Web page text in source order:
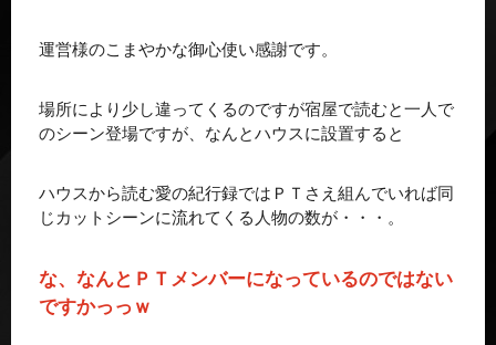
運営様のこまやかな御心使い感謝です。
場所により少し違ってくるのですが宿屋で読むと一人で
のシーン登場ですが、なんとハウスに設置すると
ハウスから読む愛の紀行録ではＰＴさえ組んでいれば同
じカットシーンに流れてくる人物の数が・・・。
な、なんとＰＴメンバーになっているのではない
ですかっっｗ